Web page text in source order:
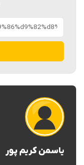
یاسمن کریم پور